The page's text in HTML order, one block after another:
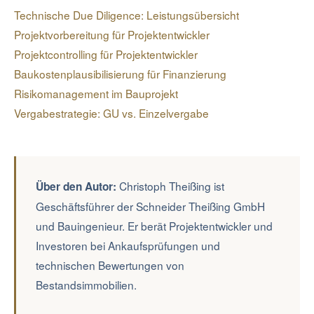
Dokumentation des Zustands zum Ankaufszeitpunkt.
Technische Due Diligence: Leistungsübersicht
Projektvorbereitung für Projektentwickler
Projektcontrolling für Projektentwickler
Baukostenplausibilisierung für Finanzierung
Risikomanagement im Bauprojekt
Vergabestrategie: GU vs. Einzelvergabe
Über den Autor: Christoph Theißing ist
Geschäftsführer der Schneider Theißing GmbH
und Bauingenieur. Er berät Projektentwickler und
Investoren bei Ankaufsprüfungen und
technischen Bewertungen von
Bestandsimmobilien.